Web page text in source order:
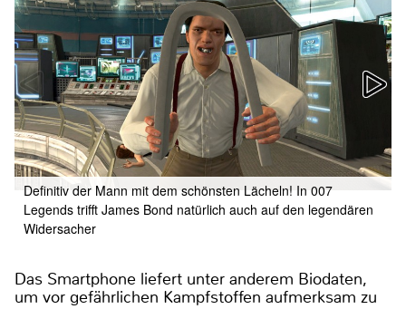
Definitiv der Mann mit dem schönsten Lächeln! In 007
Legends trifft James Bond natürlich auch auf den legendären
Widersacher
Das Smartphone liefert unter anderem Biodaten,
um vor gefährlichen Kampfstoffen aufmerksam zu